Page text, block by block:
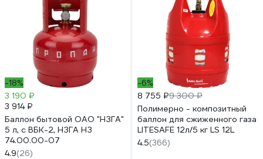
-18%
3 190 ₽
3 914 ₽
Баллон бытовой ОАО "НЗГА"
5 л, с ВБК-2, НЗГА НЗ
74.00.00-07
4.9(26)
-6%
8 755 ₽9 300 ₽
Полимерно - композитный
баллон для сжиженного газа
LITESAFE 12л/5 кг LS 12L
4.5(366)